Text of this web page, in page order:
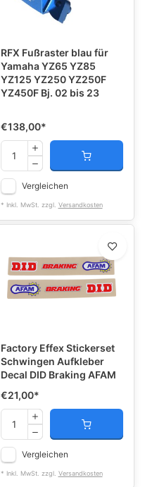
RFX Fußraster blau für
Yamaha YZ65 YZ85
YZ125 YZ250 YZ250F
YZ450F Bj. 02 bis 23
€138,00*
Vergleichen
* Inkl. MwSt. zzgl. Versandkosten
Factory Effex Stickerset
Schwingen Aufkleber
Decal DID Braking AFAM
€21,00*
Vergleichen
* Inkl. MwSt. zzgl. Versandkosten